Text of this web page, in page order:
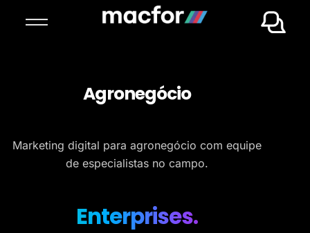
Enterprises.
Agronegócio
Marketing digital para agronegócio com equipe
de especialistas no campo.